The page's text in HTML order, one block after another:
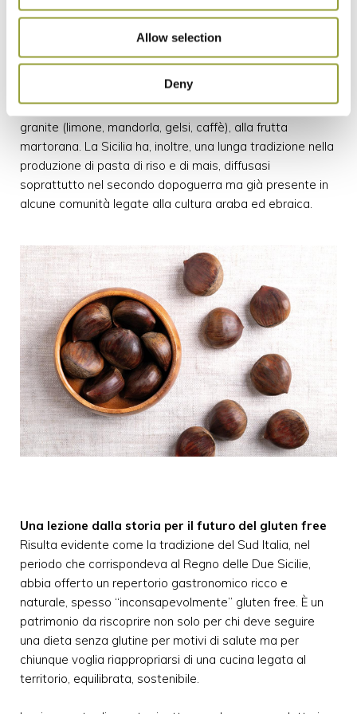
Allow selection
Deny
semplicità ed efficacia. Le minestre di lenticchie di Ustica
o di ceci neri sono piatti antichi e senza glutine.
I dolci siciliani, poi, rappresentano un universo a parte.
Molti sono naturalmente privi di farine di frumento:
pensiamo alla cassata di mandorle, alla pasta reale, alle
granite (limone, mandorla, gelsi, caffè), alla frutta
martorana. La Sicilia ha, inoltre, una lunga tradizione nella
produzione di pasta di riso e di mais, diffusasi
soprattutto nel secondo dopoguerra ma già presente in
alcune comunità legate alla cultura araba ed ebraica.
Una lezione dalla storia per il futuro del gluten free
Risulta evidente come la tradizione del Sud Italia, nel
periodo che corrispondeva al Regno delle Due Sicilie,
abbia offerto un repertorio gastronomico ricco e
naturale, spesso “inconsapevolmente” gluten free. È un
patrimonio da riscoprire non solo per chi deve seguire
una dieta senza glutine per motivi di salute ma per
chiunque voglia riappropriarsi di una cucina legata al
territorio, equilibrata, sostenibile.